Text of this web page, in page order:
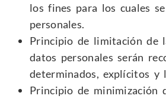
los fines para los cuales
personales.
Principio de limitación de
datos personales serán
determinados, explícitos y
Principio de minimización